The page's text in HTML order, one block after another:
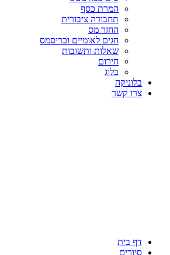
המרת כסף
תחבורה ציבורית
החזר מס
חגים לאומיים וכריסמס
שאלות ותשובות
חירום
בלוג
בלוניקה
צרו קשר
דף בית
סיורים